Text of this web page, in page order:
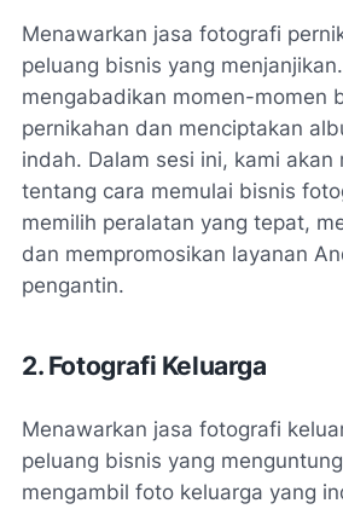
Menawarkan jasa fotografi
peluang bisnis yang
mengabadikan momen-momen
pernikahan dan menciptakan
indah. Dalam sesi ini, kami akan
tentang cara memulai bisnis
memilih peralatan yang tepat,
dan mempromosikan layanan
pengantin.
2. Fotografi Keluarga
Menawarkan jasa fotografi
peluang bisnis yang
mengambil foto keluarga yang